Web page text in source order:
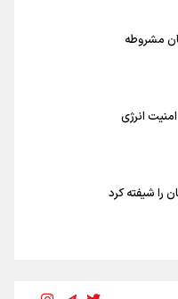
مشروطه
انرژی
را شیفته کرد